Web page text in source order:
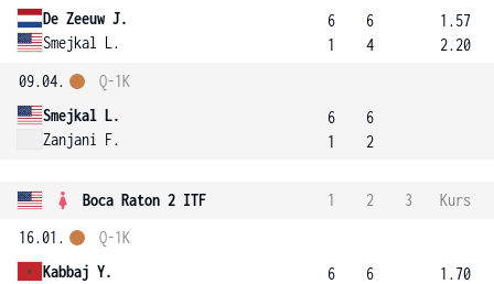
De Zeeuw J.
Smejkal L.
6
1
6
4
1.57
2.20
09.04.
Smejkal L.
Zanjani F.
Q-1K
6
1
6
2
Boca Raton 2 ITF 1 2 3
Kurs
16.01.
Kabbaj Y.
Q-1K
6
6
1.70